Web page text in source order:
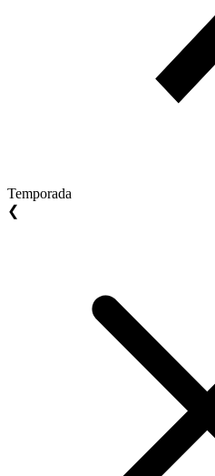
Temporada
❮